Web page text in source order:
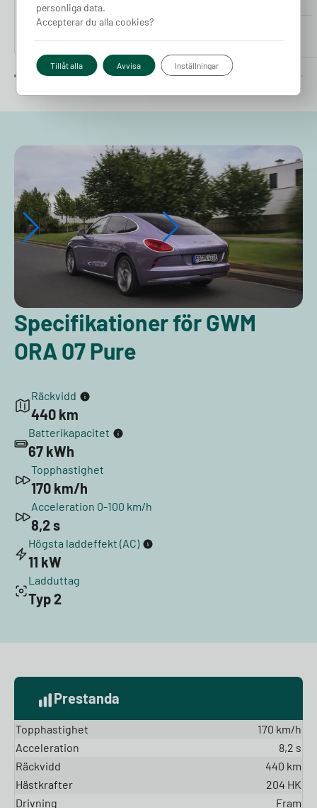
Pris från
2 380kr 2 980kr
Specifikationer för GWM
ORA 07 Pure
Räckvidd
440 km
Batterikapacitet
67 kWh
Topphastighet
170 km/h
Acceleration 0-100 km/h
8,2 s
Högsta laddeffekt (AC)
11 kW
Ladduttag
Typ 2
Prestanda
Topphastighet
170 km/h
Acceleration
8,2 s
Räckvidd
440 km
Hästkrafter
204 HK
Drivning
Fram
personliga data.
Accepterar du alla cookies?
Tillåt alla Avvisa Inställningar